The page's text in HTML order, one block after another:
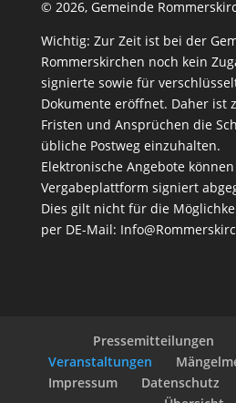
© 2026, Gemeinde
Wichtig: Zur Zeit ist bei der
Rommerskirchen noch kein
signierte sowie für
Dokumente eröffnet. Daher ist
Fristen und Ansprüchen die
übliche Postweg einzuhalten.
Elektronische Angebote
Vergabeplattform signiert
Dies gilt nicht für die
per DE-Mail:
Pressemitteilungen
Veranstaltungen
Impressum
Datenschutz